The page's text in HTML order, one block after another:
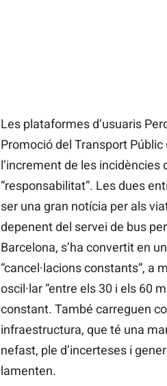
Les plataformes d’usuaris
Promoció del Transport
l’increment de les
“responsabilitat”. Les dues
ser una gran notícia per als
depenent del servei de bus
Barcelona, s’ha convertit en
“cancel·lacions constants”, a
oscil·lar “entre els 30 i els 60
constant. També carreguen
infraestructura, que té una
nefast, ple d’incerteses i
lamenten.